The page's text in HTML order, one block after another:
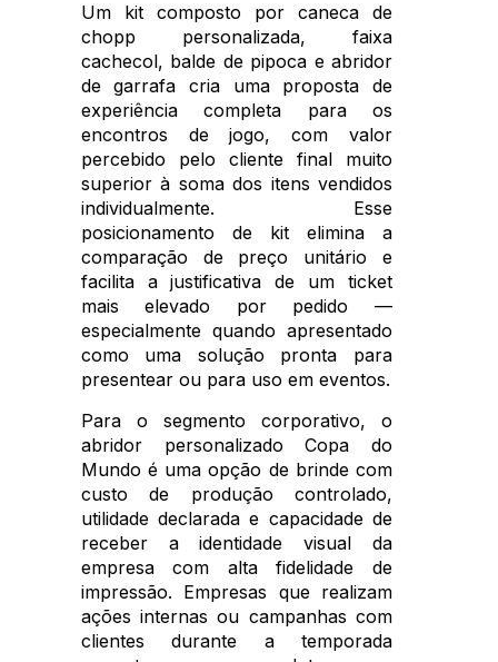
Um kit composto por caneca de
chopp personalizada, faixa
cachecol, balde de pipoca e abridor
de garrafa cria uma proposta de
experiência completa para os
encontros de jogo, com valor
percebido pelo cliente final muito
superior à soma dos itens vendidos
individualmente. Esse
posicionamento de kit elimina a
comparação de preço unitário e
facilita a justificativa de um ticket
mais elevado por pedido —
especialmente quando apresentado
como uma solução pronta para
presentear ou para uso em eventos.
Para o segmento corporativo, o
abridor personalizado Copa do
Mundo é uma opção de brinde com
custo de produção controlado,
utilidade declarada e capacidade de
receber a identidade visual da
empresa com alta fidelidade de
impressão. Empresas que realizam
ações internas ou campanhas com
clientes durante a temporada